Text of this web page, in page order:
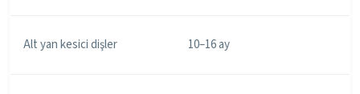
Alt yan kesici dişler 10–16 ay